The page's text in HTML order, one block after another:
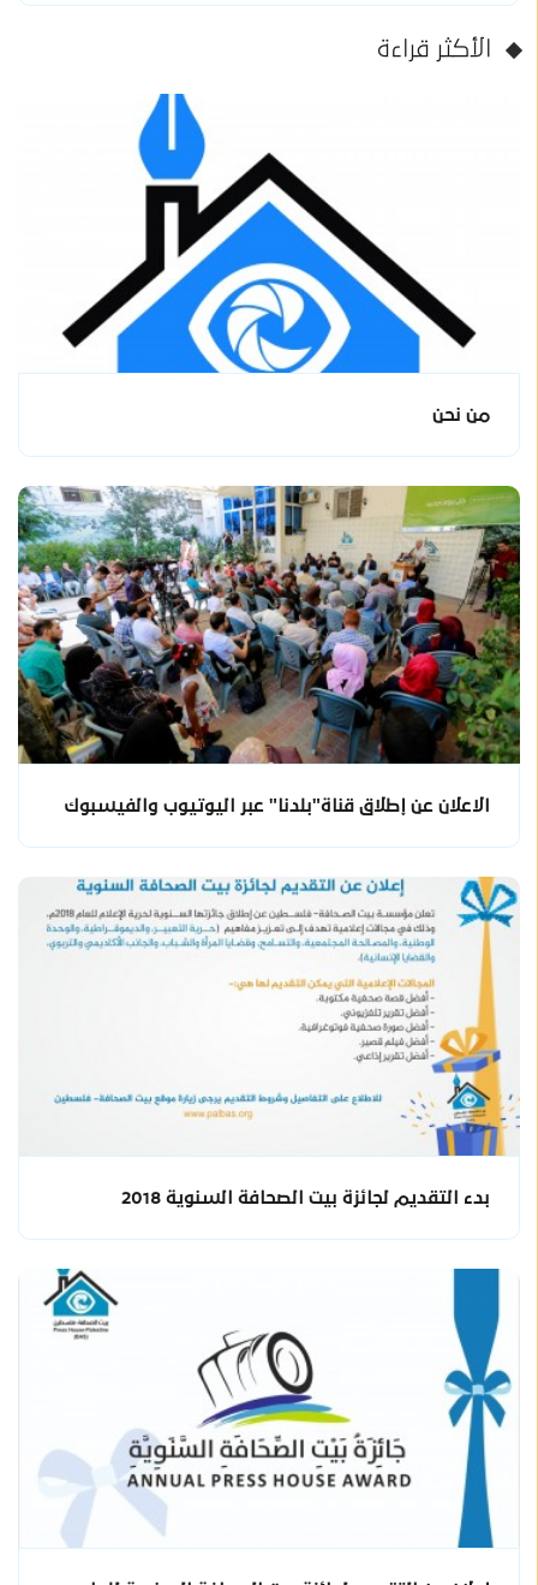
الأكثر قراءة
من نحن
الاعلان عن إطلاق قناة"بلدنا" عبر اليوتيوب والفيسبوك
بدء التقديم لجائزة بيت الصحافة السنوية 2018